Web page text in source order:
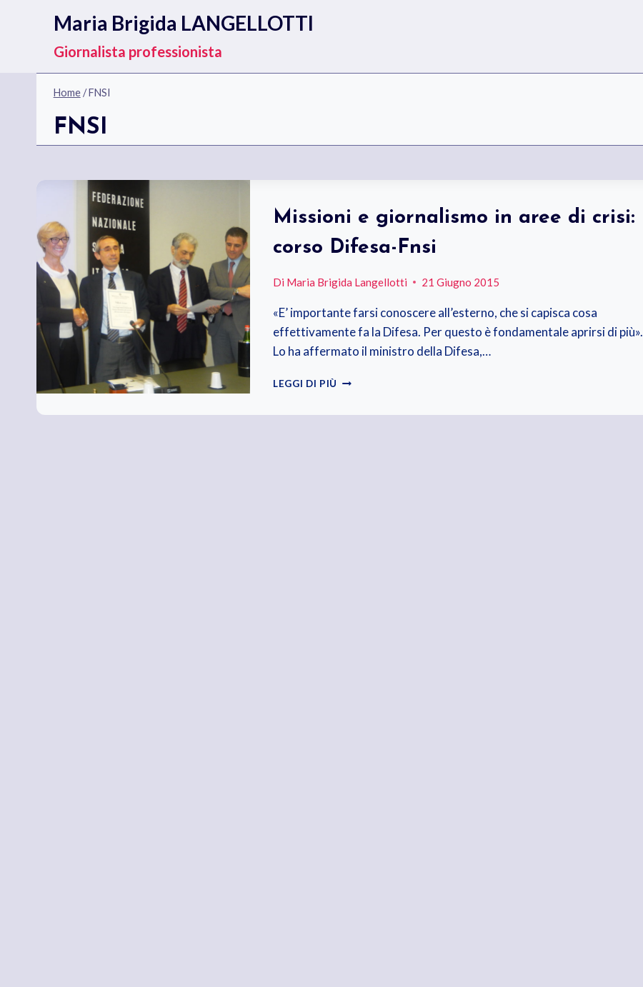
contenuto
Maria Brigida LANGELLOTTI
Giornalista professionista
Home/FNSI
FNSI
Missioni e giornalismo in aree di crisi:
corso Difesa-Fnsi
Di Maria Brigida Langellotti 21 Giugno 2015
«E’ importante farsi conoscere all’esterno, che si capisca cosa
effettivamente fa la Difesa. Per questo è fondamentale aprirsi di più».
Lo ha affermato il ministro della Difesa,…
LEGGI DI PIÙ MISSIONI